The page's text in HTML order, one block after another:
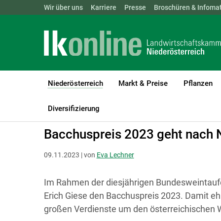
Landwirtschaftskammern: ÖSTERREICH BGLD KTN
Wir über uns Karriere Presse Broschüren &
Niederösterreich
(current)1
Markt & Preise Pflanzen
Diversifizierung
LK Niederösterreich
Bacchuspreis 2023 geht nach
09.11.2023 | von Eva Lechner
Im Rahmen der diesjährigen
Erich Giese den Bacchuspreis 2023. Damit
großen Verdienste um den österreichischen